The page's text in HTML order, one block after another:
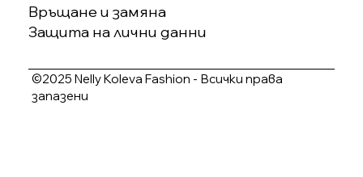
Връщане и замяна
Защита на лични данни
©2025 Nelly Koleva Fashion - Всички права
запазени